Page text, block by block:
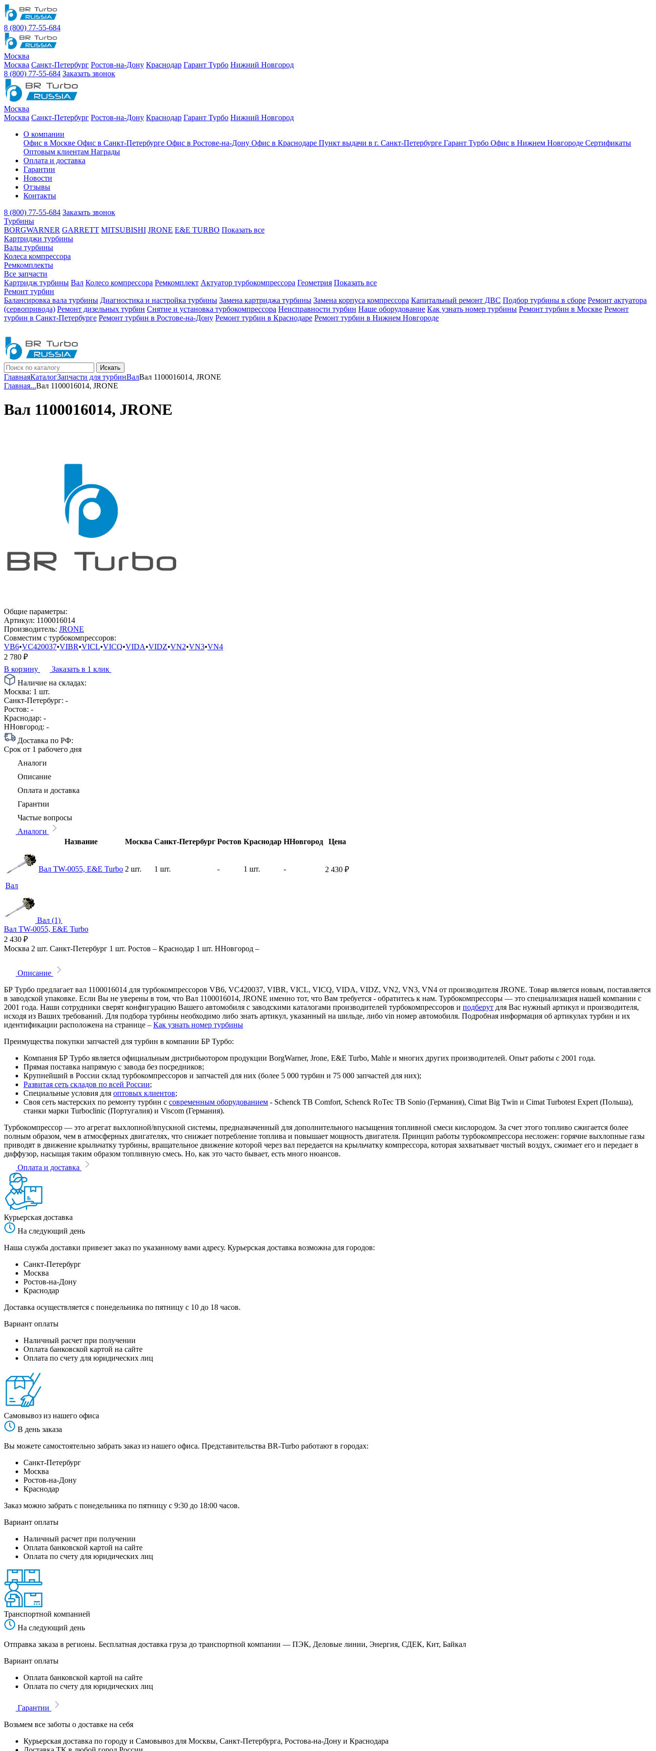
8 (800) 77-55-684
Москва
Москва Санкт-Петербург Ростов-на-Дону Краснодар Гарант Турбо Нижний Новгород
8 (800) 77-55-684 Заказать звонок
Москва
Москва Санкт-Петербург Ростов-на-Дону Краснодар Гарант Турбо Нижний Новгород
О компании
Офис в Москве Офис в Санкт-Петербурге Офис в Ростове-на-Дону Офис в Краснодаре Пункт выдачи в г. Санкт-Петербурге Гарант Турбо Офис в Нижнем Новгороде Сертификаты
Оптовым клиентам Награды
Оплата и доставка
Гарантии
Новости
Отзывы
Контакты
8 (800) 77-55-684 Заказать звонок
Турбины
BORGWARNER GARRETT MITSUBISHI JRONE E&E TURBO Показать все
Картриджи турбины
Валы турбины
Колеса компрессора
Ремкомплекты
Все запчасти
Картридж турбины Вал Колесо компрессора Ремкомплект Актуатор турбокомпрессора Геометрия Показать все
Ремонт турбин
Балансировка вала турбины Диагностика и настройка турбины Замена картриджа турбины Замена корпуса компрессора Капитальный ремонт ДВС Подбор турбины в сборе Ремонт актуатора
(сервопривода) Ремонт дизельных турбин Снятие и установка турбокомпрессора Неисправности турбин Наше оборудование Как узнать номер турбины Ремонт турбин в Москве Ремонт
турбин в Санкт-Петербурге Ремонт турбин в Ростове-на-Дону Ремонт турбин в Краснодаре Ремонт турбин в Нижнем Новгороде
Искать
ГлавнаяКаталогЗапчасти для турбинВалВал 1100016014, JRONE
Главная...Вал 1100016014, JRONE
Вал 1100016014, JRONE
Общие параметры:
Артикул: 1100016014
Производитель: JRONE
Совместим с турбокомпрессоров:
VB6•VC420037•VIBR•VICL•VICQ•VIDA•VIDZ•VN2•VN3•VN4
2 780 ₽
В корзину
Заказать в 1 клик
Наличие на складах:
Москва: 1 шт.
Санкт-Петербург: -
Ростов: -
Краснодар: -
ННовгород: -
Доставка по РФ:
Срок от 1 рабочего дня
Аналоги
Описание
Оплата и доставка
Гарантии
Частые вопросы
Аналоги
Название
Москва Санкт-Петербург Ростов Краснодар ННовгород Цена
Вал
Вал TW-0055, E&E Turbo 2 шт. 1 шт. - 1 шт. - 2 430 ₽
Вал (1)
Вал TW-0055, E&E Turbo
2 430 ₽
Москва 2 шт. Санкт-Петербург 1 шт. Ростов – Краснодар 1 шт. ННовгород –
Описание
БР Турбо предлагает вал 1100016014 для турбокомпрессоров VB6, VC420037, VIBR, VICL, VICQ, VIDA, VIDZ, VN2, VN3, VN4 от производителя JRONE. Товар является новым, поставляется
в заводской упаковке. Если Вы не уверены в том, что Вал 1100016014, JRONE именно тот, что Вам требуется - обратитесь к нам. Турбокомпрессоры — это специализация нашей компании с
2001 года. Наши сотрудники сверят конфигурацию Вашего автомобиля с заводскими каталогами производителей турбокомпрессоров и подберут для Вас нужный артикул и производителя,
исходя из Ваших требований. Для подбора турбины необходимо либо знать артикул, указанный на шильде, либо vin номер автомобиля. Подробная информация об артикулах турбин и их
идентификации расположена на странице – Как узнать номер турбины
Преимущества покупки запчастей для турбин в компании БР Турбо:
Компания БР Турбо является официальным дистрибьютором продукции BorgWarner, Jrone, E&E Turbo, Mahle и многих других производителей. Опыт работы с 2001 года.
Прямая поставка напрямую с завода без посредников;
Крупнейший в России склад турбокомпрессоров и запчастей для них (более 5 000 турбин и 75 000 запчастей для них);
Развитая сеть складов по всей России;
Специальные условия для оптовых клиентов;
Своя сеть мастерских по ремонту турбин с современным оборудованием - Schenck TB Comfort, Schenck RoTec TB Sonio (Германия), Cimat Big Twin и Cimat Turbotest Expert (Польша),
станки марки Turboclinic (Португалия) и Viscom (Германия).
Турбокомпрессор — это агрегат выхлопной/впускной системы, предназначенный для дополнительного насыщения топливной смеси кислородом. За счет этого топливо сжигается более
полным образом, чем в атмосферных двигателях, что снижает потребление топлива и повышает мощность двигателя. Принцип работы турбокомпрессора несложен: горячие выхлопные газы
приводят в движение крыльчатку турбины, вращательное движение которой через вал передается на крыльчатку компрессора, которая захватывает чистый воздух, сжимает его и передает в
диффузор, насыщая таким образом топливную смесь. Но, как это часто бывает, есть много нюансов.
Оплата и доставка
Курьерская доставка
На следующий день
Наша служба доставки привезет заказ по указанному вами адресу. Курьерская доставка возможна для городов:
Санкт-Петербург
Москва
Ростов-на-Дону
Краснодар
Доставка осуществляется с понедельника по пятницу с 10 до 18 часов.
Вариант оплаты
Наличный расчет при получении
Оплата банковской картой на сайте
Оплата по счету для юридических лиц
Самовывоз из нашего офиса
В день заказа
Вы можете самостоятельно забрать заказ из нашего офиса. Представительства BR-Turbo работают в городах:
Санкт-Петербург
Москва
Ростов-на-Дону
Краснодар
Заказ можно забрать с понедельника по пятницу с 9:30 до 18:00 часов.
Вариант оплаты
Наличный расчет при получении
Оплата банковской картой на сайте
Оплата по счету для юридических лиц
Транспортной компанией
На следующий день
Отправка заказа в регионы. Бесплатная доставка груза до транспортной компании — ПЭК, Деловые линии, Энергия, СДЕК, Кит, Байкал
Вариант оплаты
Оплата банковской картой на сайте
Оплата по счету для юридических лиц
Гарантии
Возьмем все заботы о доставке на себя
Курьерская доставка по городу и Самовывоз для Москвы, Санкт-Петербурга, Ростова-на-Дону и Краснодара